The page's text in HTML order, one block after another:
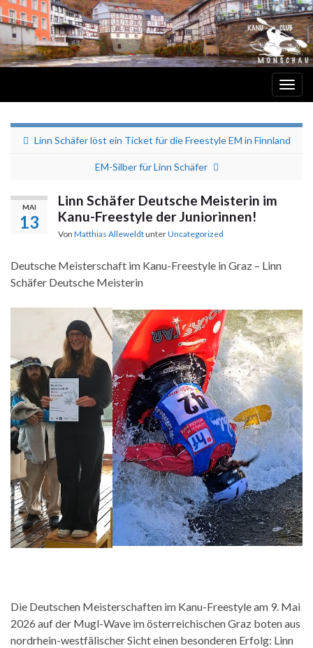
Linn Schäfer löst ein Ticket für die Freestyle EM in Finnland
EM-Silber für Linn Schäfer
MAI
13
Linn Schäfer Deutsche Meisterin im
Kanu-Freestyle der Juniorinnen!
Von Matthias AlleweldtunterUncategorized
Deutsche Meisterschaft im Kanu-Freestyle in Graz – Linn
Schäfer Deutsche Meisterin
Die Deutschen Meisterschaften im Kanu-Freestyle am 9. Mai
2026 auf der Mugl-Wave im österreichischen Graz boten aus
nordrhein-westfälischer Sicht einen besonderen Erfolg: Linn